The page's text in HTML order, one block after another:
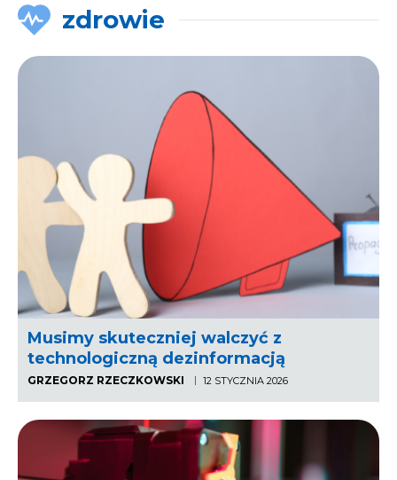
zdrowie
Musimy skuteczniej walczyć z
technologiczną dezinformacją
GRZEGORZ RZECZKOWSKI 12 STYCZNIA 2026